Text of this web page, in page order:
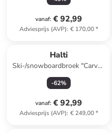
vanaf: € 92,99
Adviesprijs (AVP): € 170,00*
Halti
Ski-/snowboardbroek "Carvey
DX" paars
-62%
vanaf: € 92,99
Adviesprijs (AVP): € 249,00*